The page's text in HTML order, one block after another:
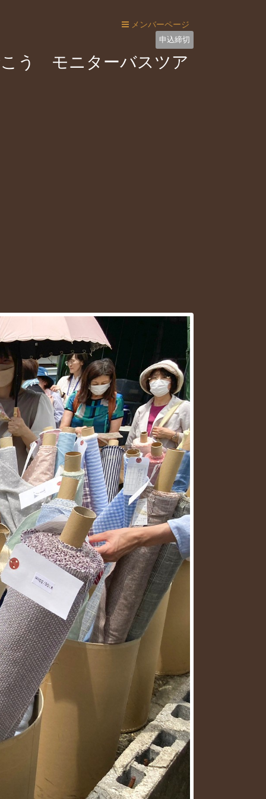
メンバーページ
申込締切
こう モニターバスツア